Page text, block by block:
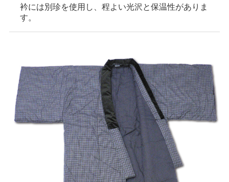
衿には別珍を使用し、程よい光沢と保温性がありま
す。